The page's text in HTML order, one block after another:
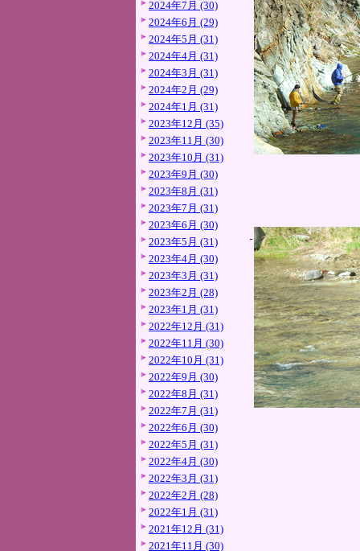
2024年7月 (30)
2024年6月 (29)
2024年5月 (31)
2024年4月 (31)
2024年3月 (31)
2024年2月 (29)
2024年1月 (31)
2023年12月 (35)
2023年11月 (30)
2023年10月 (31)
2023年9月 (30)
2023年8月 (31)
2023年7月 (31)
2023年6月 (30)
2023年5月 (31)
2023年4月 (30)
2023年3月 (31)
2023年2月 (28)
2023年1月 (31)
2022年12月 (31)
2022年11月 (30)
2022年10月 (31)
2022年9月 (30)
2022年8月 (31)
2022年7月 (31)
2022年6月 (30)
2022年5月 (31)
2022年4月 (30)
2022年3月 (31)
2022年2月 (28)
2022年1月 (31)
2021年12月 (31)
2021年11月 (30)